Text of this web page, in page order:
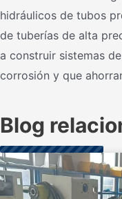
hidráulicos de tubos
de tuberías de alta
a construir sistemas
corrosión y que
Blog